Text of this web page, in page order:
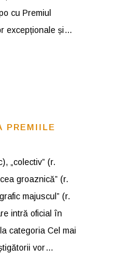
cu Premiul
excepționale și
PREMIILE
„colectiv” (r.
groaznică” (r.
majuscul” (r.
intră oficial în
categoria Cel mai
vor